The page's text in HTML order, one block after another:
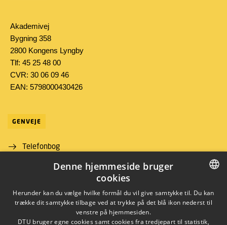
Akademivej
Bygning 358
2800 Kongens Lyngby
Tlf: 45 25 48 00
CVR: 30 06 09 46
EAN: 5798000430426
GENVEJE
Telefonbog
Job og karriere DANISH
Denne hjemmeside bruger
cookies
Herunder kan du vælge hvilke formål du vil give samtykke til. Du kan
trække dit samtykke tilbage ved at trykke på det blå ikon nederst til
venstre på hjemmesiden.
DTU bruger egne cookies samt cookies fra tredjepart til statistik,